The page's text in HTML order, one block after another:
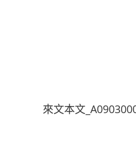
來文本文